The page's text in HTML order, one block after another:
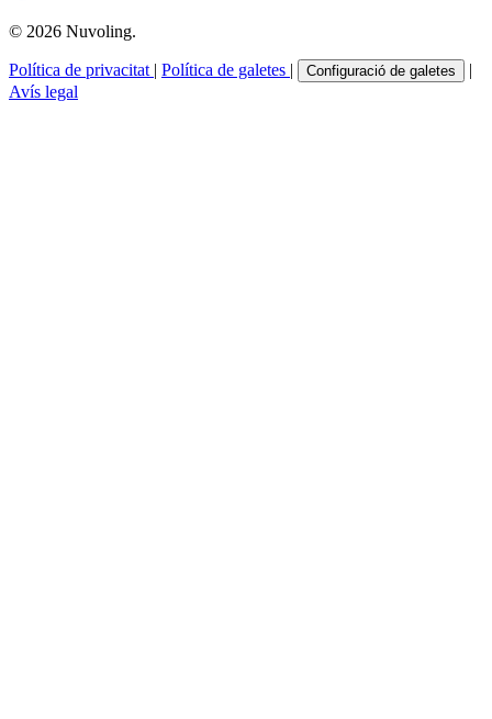
© 2026 Nuvoling.
Política de privacitat | Política de galetes | Configuració de galetes
|
Avís legal